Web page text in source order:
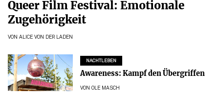
Queer Film Festival: Emotionale
Zugehörigkeit
VON ALICE VON DER LADEN
NACHTLEBEN
Awareness: Kampf den Übergriffen
VON OLE MASCH